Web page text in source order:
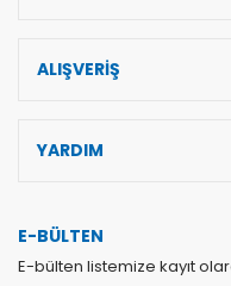
ALIŞVERİŞ
YARDIM
E-BÜLTEN
E-bülten listemize kayıt